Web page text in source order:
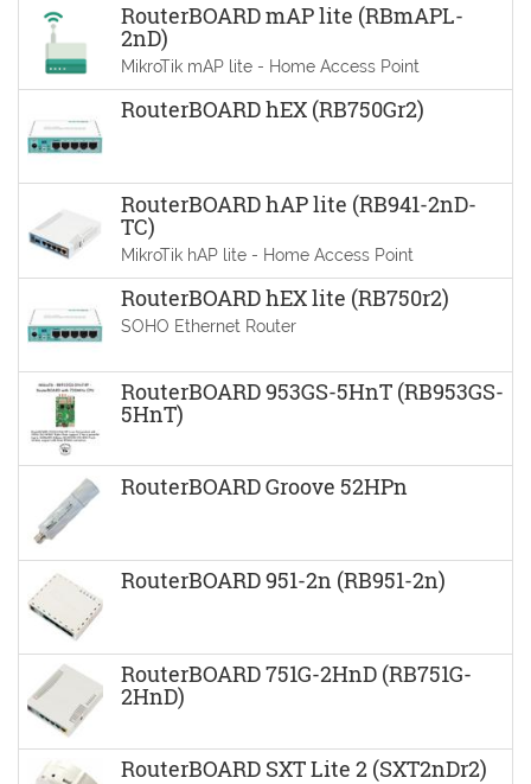
RouterBOARD mAP lite (RBmAPL-
2nD)
MikroTik mAP lite - Home Access Point
RouterBOARD hEX (RB750Gr2)
RouterBOARD hAP lite (RB941-2nD-
TC)
MikroTik hAP lite - Home Access Point
RouterBOARD hEX lite (RB750r2)
SOHO Ethernet Router
RouterBOARD 953GS-5HnT (RB953GS-
5HnT)
RouterBOARD Groove 52HPn
RouterBOARD 951-2n (RB951-2n)
RouterBOARD 751G-2HnD (RB751G-
2HnD)
RouterBOARD SXT Lite 2 (SXT2nDr2)